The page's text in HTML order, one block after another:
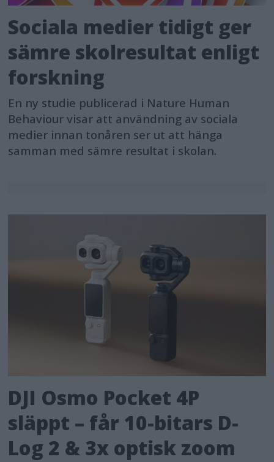
Sociala medier tidigt ger
sämre skolresultat enligt
forskning
En ny studie publicerad i Nature Human
Behaviour visar att användning av sociala
medier innan tonåren ser ut att hänga
samman med sämre resultat i skolan.
DJI Osmo Pocket 4P
släppt – får 10-bitars D-
Log 2 & 3x optisk zoom